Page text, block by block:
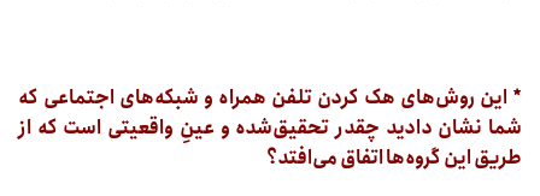
* این روش‌های هک کردن تلفن همراه و شبکه‌های اجتماعی که
شما نشان دادید چقدر تحقیق‌شده و عینِ واقعیتی است که از
طریق این گروه‌ها اتفاق می‌افتد؟